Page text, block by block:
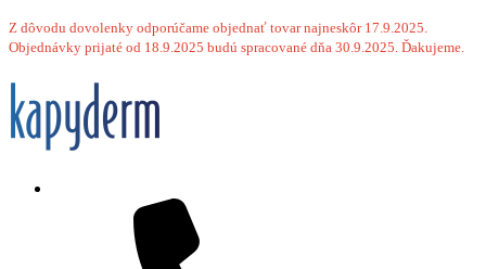
Z dôvodu dovolenky odporúčame objednať tovar najneskôr 17.9.2025.
Objednávky prijaté od 18.9.2025 budú spracované dňa 30.9.2025. Ďakujeme.